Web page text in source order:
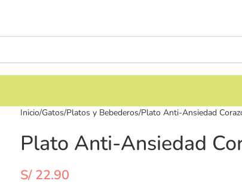
Inicio Gatos Platos y Bebederos Plato Anti-Ansiedad
Plato Anti-Ansiedad
S/22.90